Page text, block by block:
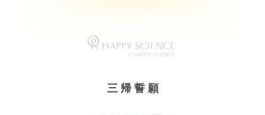
三 帰 誓 願